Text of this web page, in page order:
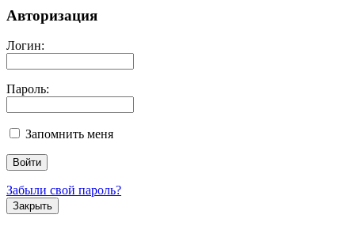
Авторизация
Логин:
Пароль:
Запомнить меня
Забыли свой пароль?
Закрыть